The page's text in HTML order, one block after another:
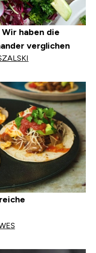
haben die
verglichen